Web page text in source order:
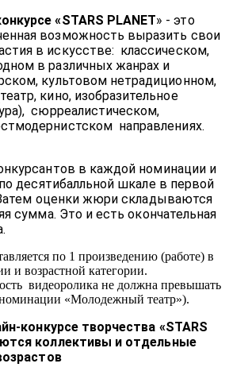
«STARS PLANET» - это
возможность выразить свои
в искусстве: классическом,
в различных жанрах и
культовом нетрадиционном,
кино, изобразительное
сюрреалистическом,
направлениях.
в каждой номинации и
десятибалльной шкале в первой
оценки жюри складываются
сумма. Это и есть окончательная
по 1 произведению (работе) в
и возрастной категории.
видеоролика не должна превышать
«Молодежный театр»).
конкурсе творчества «STARS
коллективы и отдельные